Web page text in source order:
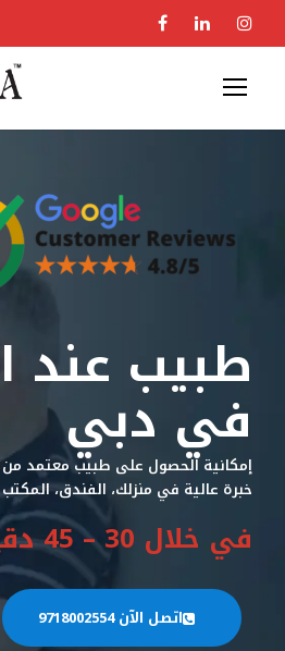
طبيب عند
في دبي
إمكانية الحصول على طبيب معتمد
خبرة عالية في منزلك، الفندق،
في خلال 30 – 45 دقيقة فقط
اتصل الآن 9718002554